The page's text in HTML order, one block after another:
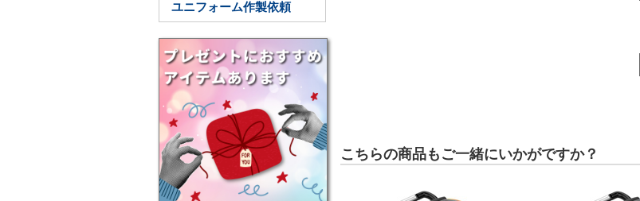
ユニフォーム作製依頼
こちらの商品もご一緒にいかがですか？